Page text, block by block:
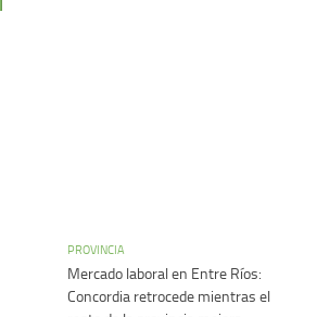
PROVINCIA
Mercado laboral en Entre Ríos:
Concordia retrocede mientras el